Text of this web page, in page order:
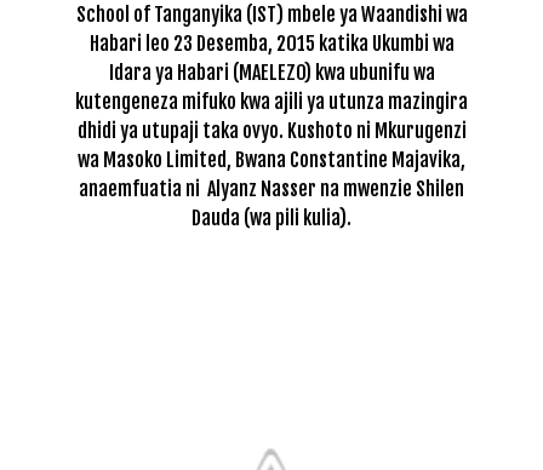
School of Tanganyika (IST) mbele ya Waandishi wa
Habari leo 23 Desemba, 2015 katika Ukumbi wa
Idara ya Habari (MAELEZO) kwa ubunifu wa
kutengeneza mifuko kwa ajili ya utunza mazingira
dhidi ya utupaji taka ovyo. Kushoto ni Mkurugenzi
wa Masoko Limited, Bwana Constantine Majavika,
anaemfuatia ni Alyanz Nasser na mwenzie Shilen
Dauda (wa pili kulia).